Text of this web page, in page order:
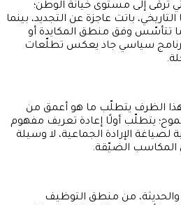
ترقى إلى مستوى خيانة الوطن؛
التاريخي، باتت عاجزة عن التجديد، بينما
ما تتأسّس وفق منطق المكايدة أو
سياسي جاد يعكس تطلّعات
الظرف يتطلّب ما هو أعمق من
يتطلّب أولًا إعادة تعريف مفهوم
لصياغة الإرادة الجماعية، لا وسيلة
المكاسب الضيّقة.
والحديثة، من منطق التوظيف